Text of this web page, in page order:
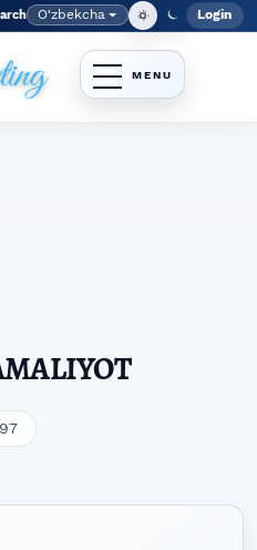
Language
O‘zbekcha Login